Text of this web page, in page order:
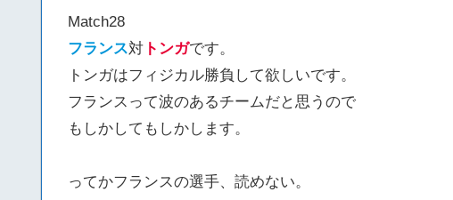
Match28
フランス対 トンガです。
トンガはフィジカル勝負して欲しいです。
フランスって波のあるチームだと思うので
もしかしてもしかします。
ってかフランスの選手、読めない。